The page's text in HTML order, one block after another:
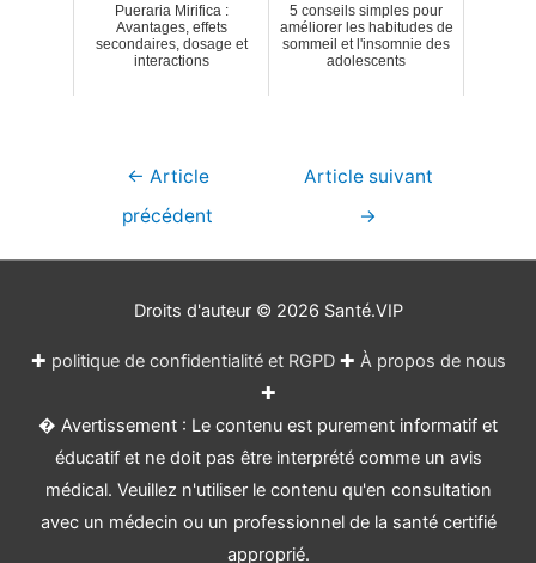
Pueraria Mirifica :
Avantages, effets
secondaires, dosage et
interactions
5 conseils simples pour
améliorer les habitudes de
sommeil et l'insomnie des
adolescents
Navigation
← Article
précédent
Article suivant
→
Droits d'auteur © 2026 Santé.VIP
✚ politique de confidentialité et RGPD✚ À propos de nous
✚
� Avertissement : Le contenu est purement informatif et
éducatif et ne doit pas être interprété comme un avis
médical. Veuillez n'utiliser le contenu qu'en consultation
avec un médecin ou un professionnel de la santé certifié
approprié.